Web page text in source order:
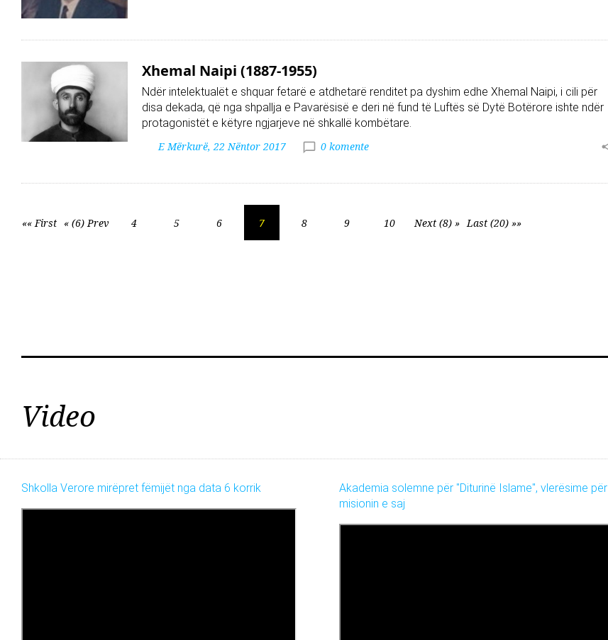
Xhemal Naipi (1887-1955)
Ndër intelektualët e shquar fetarë e atdhetarë renditet pa dyshim edhe Xhemal Naipi, i cili për
disa dekada, që nga shpallja e Pavarësisë e deri në fund të Luftës së Dytë Botërore ishte ndër
protagonistët e këtyre ngjarjeve në shkallë kombëtare.
E Mërkurë, 22 Nëntor 2017
0 komente
«« First « (6) Prev 4 5 6 7 8 9 10 Next (8) » Last (20) »»
Video
Shkolla Verore mirëpret fëmijët nga data 6 korrik
Akademia solemne për "Diturinë Islame", vlerësime për
misionin e saj